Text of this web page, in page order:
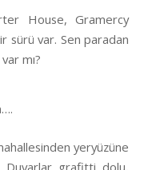
House, Gramercy
sürü var. Sen paradan
mı?
yeryüzüne